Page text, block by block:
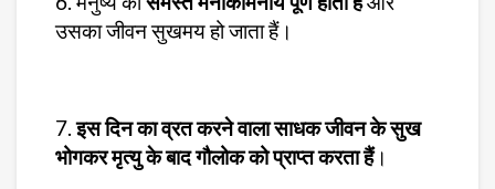
उसका जीवन सुखमय हो जाता हैं।
7.इस दिन का व्रत करने वाला साधक जीवन के सुख
भोगकर मृत्यु के बाद गौलोक को प्राप्त करता हैं।